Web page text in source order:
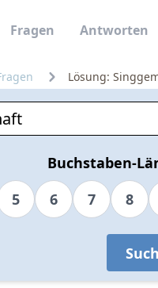
Fragen Antworten
Lösung:
Buchstaben-
5 6 7 8